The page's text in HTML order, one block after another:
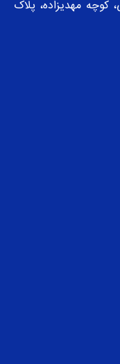
کوچه مهدیزاده، پلاک